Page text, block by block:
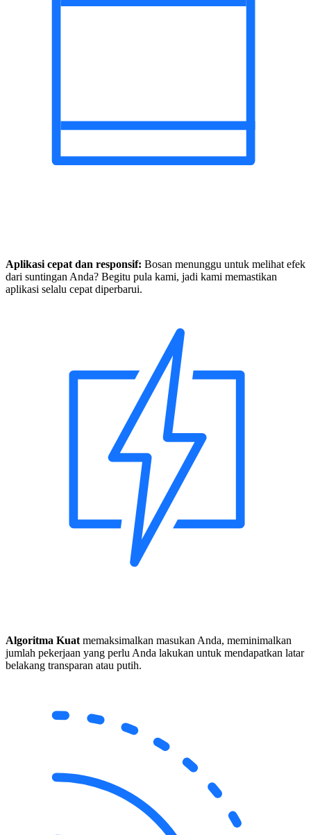
Aplikasi cepat dan responsif: Bosan menunggu untuk melihat efek
dari suntingan Anda? Begitu pula kami, jadi kami memastikan
aplikasi selalu cepat diperbarui.
Algoritma Kuat memaksimalkan masukan Anda, meminimalkan
jumlah pekerjaan yang perlu Anda lakukan untuk mendapatkan latar
belakang transparan atau putih.